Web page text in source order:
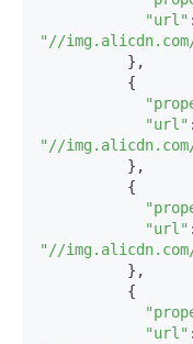
"url"
"//img.alicdn.com/
"url"
"//img.alicdn.com/
"url"
"//img.alicdn.com/
"url"